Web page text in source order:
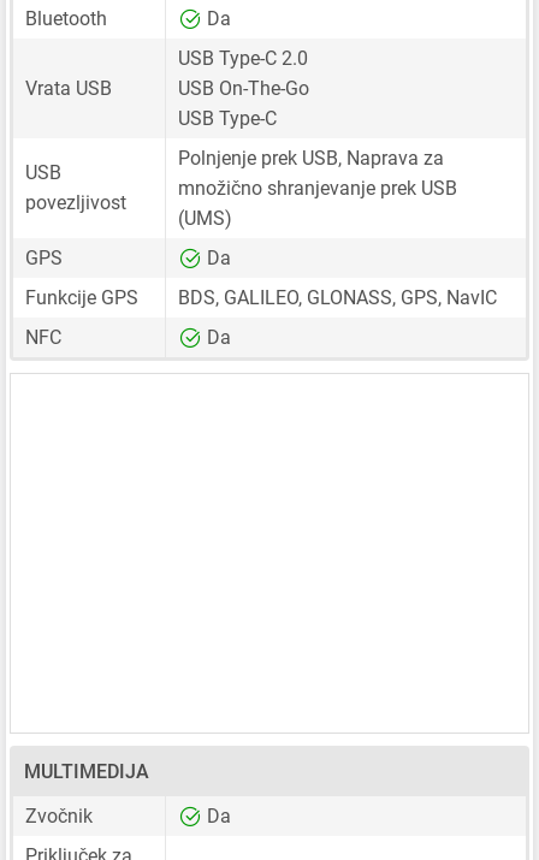
Bluetooth
Da
Vrata USB
USB Type-C 2.0
USB On-The-Go
USB Type-C
USB
povezljivost
Polnjenje prek USB, Naprava za
množično shranjevanje prek USB
(UMS)
GPS
Da
Funkcije GPS
BDS, GALILEO, GLONASS, GPS, NavIC
NFC
Da
MULTIMEDIJA
Zvočnik
Da
Priključek za